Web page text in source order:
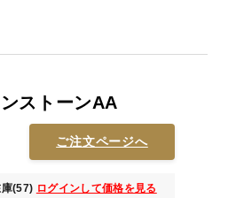
ストーンAA
ご注文ページへ
(57) ログインして価格を見る